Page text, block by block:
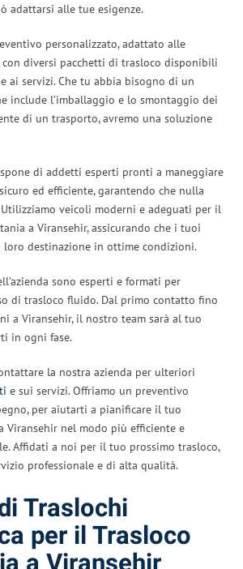
adattarsi alle tue esigenze.
personalizzato, adattato alle
con diversi pacchetti di trasloco disponibili
e ai servizi. Che tu abbia bisogno di un
include l’imballaggio e lo smontaggio dei
di un trasporto, avremo una soluzione
di addetti esperti pronti a maneggiare
ed efficiente, garantendo che nulla
veicoli moderni e adeguati per il
a Viransehir, assicurando che i tuoi
loro destinazione in ottime condizioni.
sono esperti e formati per
di trasloco fluido. Dal primo contatto fino
a Viransehir, il nostro team sarà al tuo
in ogni fase.
la nostra azienda per ulteriori
e sui servizi. Offriamo un preventivo
per aiutarti a pianificare il tuo
Viransehir nel modo più efficiente e
Affidati a noi per il tuo prossimo trasloco,
professionale e di alta qualità.
Traslochi
per il Trasloco